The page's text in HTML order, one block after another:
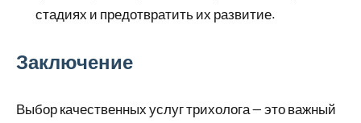
стадиях и предотвратить их развитие.
Заключение
Выбор качественных услуг трихолога — это важный